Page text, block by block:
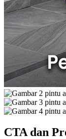
CTA dan